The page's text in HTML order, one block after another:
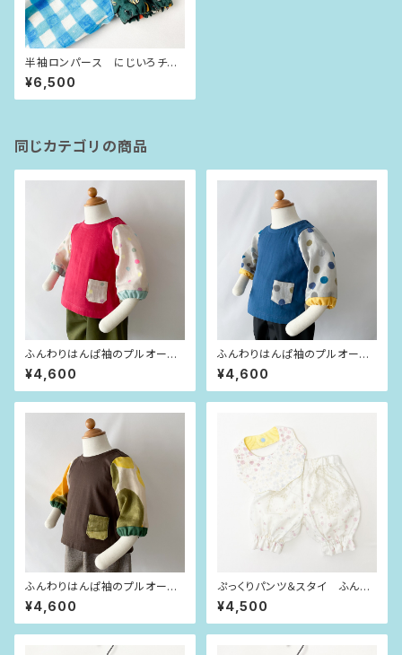
半袖ロンパース にじいろチェ
ック×サーカス（80size）
¥6,500
同じカテゴリの商品
ふんわりはんぱ袖のプルオーバ
ー ビビッドピンク×dot（80siz
e）
¥4,600
ふんわりはんぱ袖のプルオーバ
ー インディゴブルー×dot（80si
ze）
¥4,600
ふんわりはんぱ袖のプルオーバ
ー チョコレート×curve（80siz
e）
¥4,600
ぷっくりパンツ＆スタイ ふんわ
り花畑（80size）
¥4,500